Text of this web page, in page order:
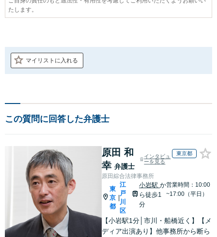
たします。
マイリストに入れる
この質問に回答した弁護士
原田 和
幸 弁護士
インタビュ
ーを見る
東京都
原田綜合法律事務所
東
京
都
江
戸
川
区
小岩駅か
ら徒歩1
分
営業時間：10:00
~17:00（平日）
【小岩駅1分│市川・船橋近く】【メ
ディア出演あり】他事務所から断ら